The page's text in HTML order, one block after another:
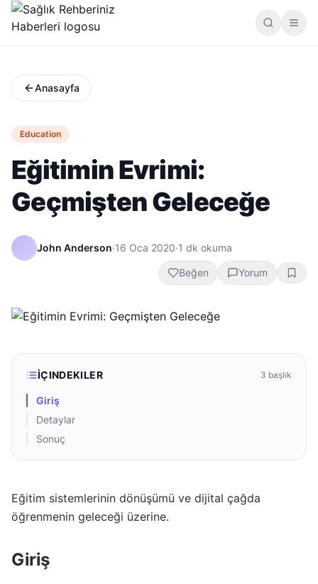
Anasayfa
Education
Eğitimin Evrimi:
Geçmişten Geleceğe
John Anderson·16 Oca 2020·1 dk okuma
Beğen Yorum
İÇINDEKILER 3 başlık
Giriş
Detaylar
Sonuç
Eğitim sistemlerinin dönüşümü ve dijital çağda
öğrenmenin geleceği üzerine.
Giriş